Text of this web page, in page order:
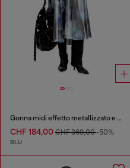
Gonna midi effetto metallizzato e rose sfocate
CHF 184,00 CHF 369,00-50%
BLU